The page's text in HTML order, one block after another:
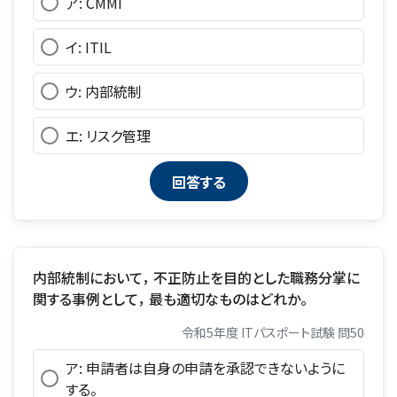
イ: ITIL
ウ: 内部統制
エ: リスク管理
内部統制において， 不正防止を目的とした職務分掌に
関する事例として， 最も適切なものはどれか。
令和5年度 ITパスポート試験 問50
ア: 申請者は自身の申請を承認できないように
する。